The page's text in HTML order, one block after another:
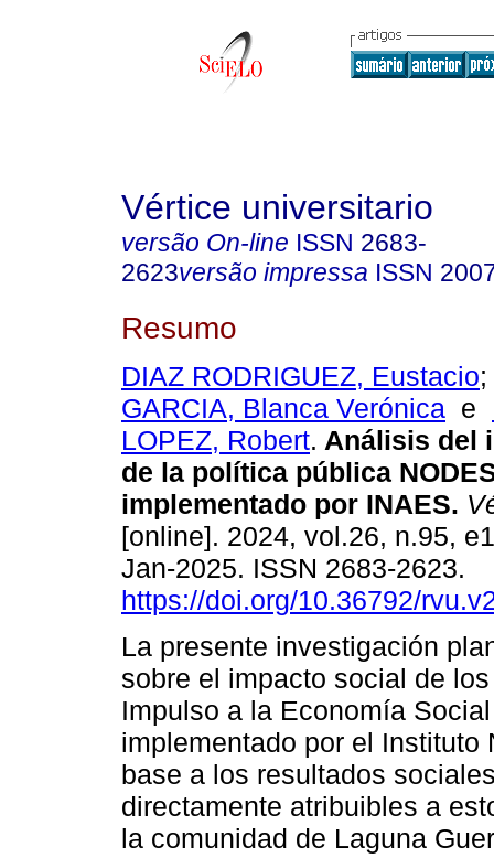
Vértice universitario
versão On-line ISSN 2683-
2623versão impressa ISSN
Resumo
DIAZ RODRIGUEZ, Eustacio;
GARCIA, Blanca Verónica e
LOPEZ, Robert. Análisis del
de la política pública
implementado por INAES.
[online]. 2024, vol.26, n.95,
Jan-2025. ISSN 2683-2623.
https://doi.org/10.36792/
La presente investigación
sobre el impacto social de
Impulso a la Economía
implementado por el
base a los resultados
directamente atribuibles a
la comunidad de Laguna